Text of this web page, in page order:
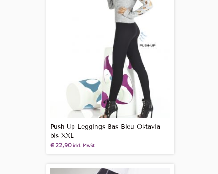
Push-Up Leggings Bas Bleu Oktavia
bis XXL
€22,90 inkl. MwSt.